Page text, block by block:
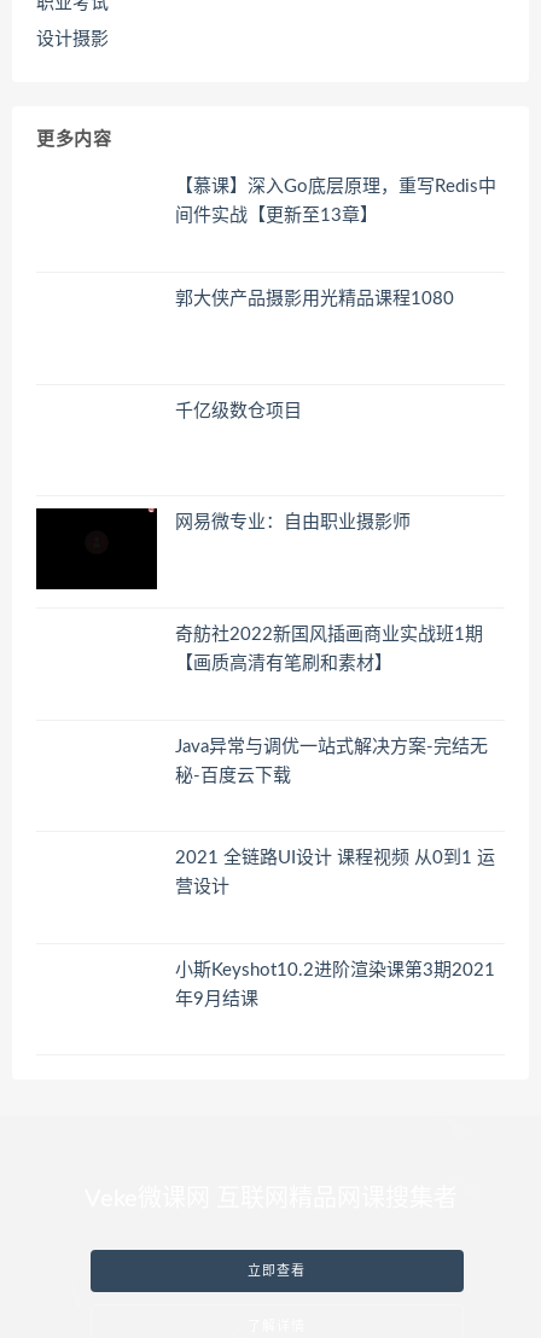
设计摄影
更多内容
【慕课】深入Go底层原理，重写Redis中
间件实战【更新至13章】
郭大侠产品摄影用光精品课程1080
千亿级数仓项目
网易微专业：自由职业摄影师
奇舫社2022新国风插画商业实战班1期
【画质高清有笔刷和素材】
Java异常与调优一站式解决方案-完结无
秘-百度云下载
2021 全链路UI设计 课程视频 从0到1 运
营设计
小斯Keyshot10.2进阶渲染课第3期2021
年9月结课
立即查看